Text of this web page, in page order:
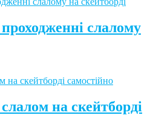
слалому
на скейтборді